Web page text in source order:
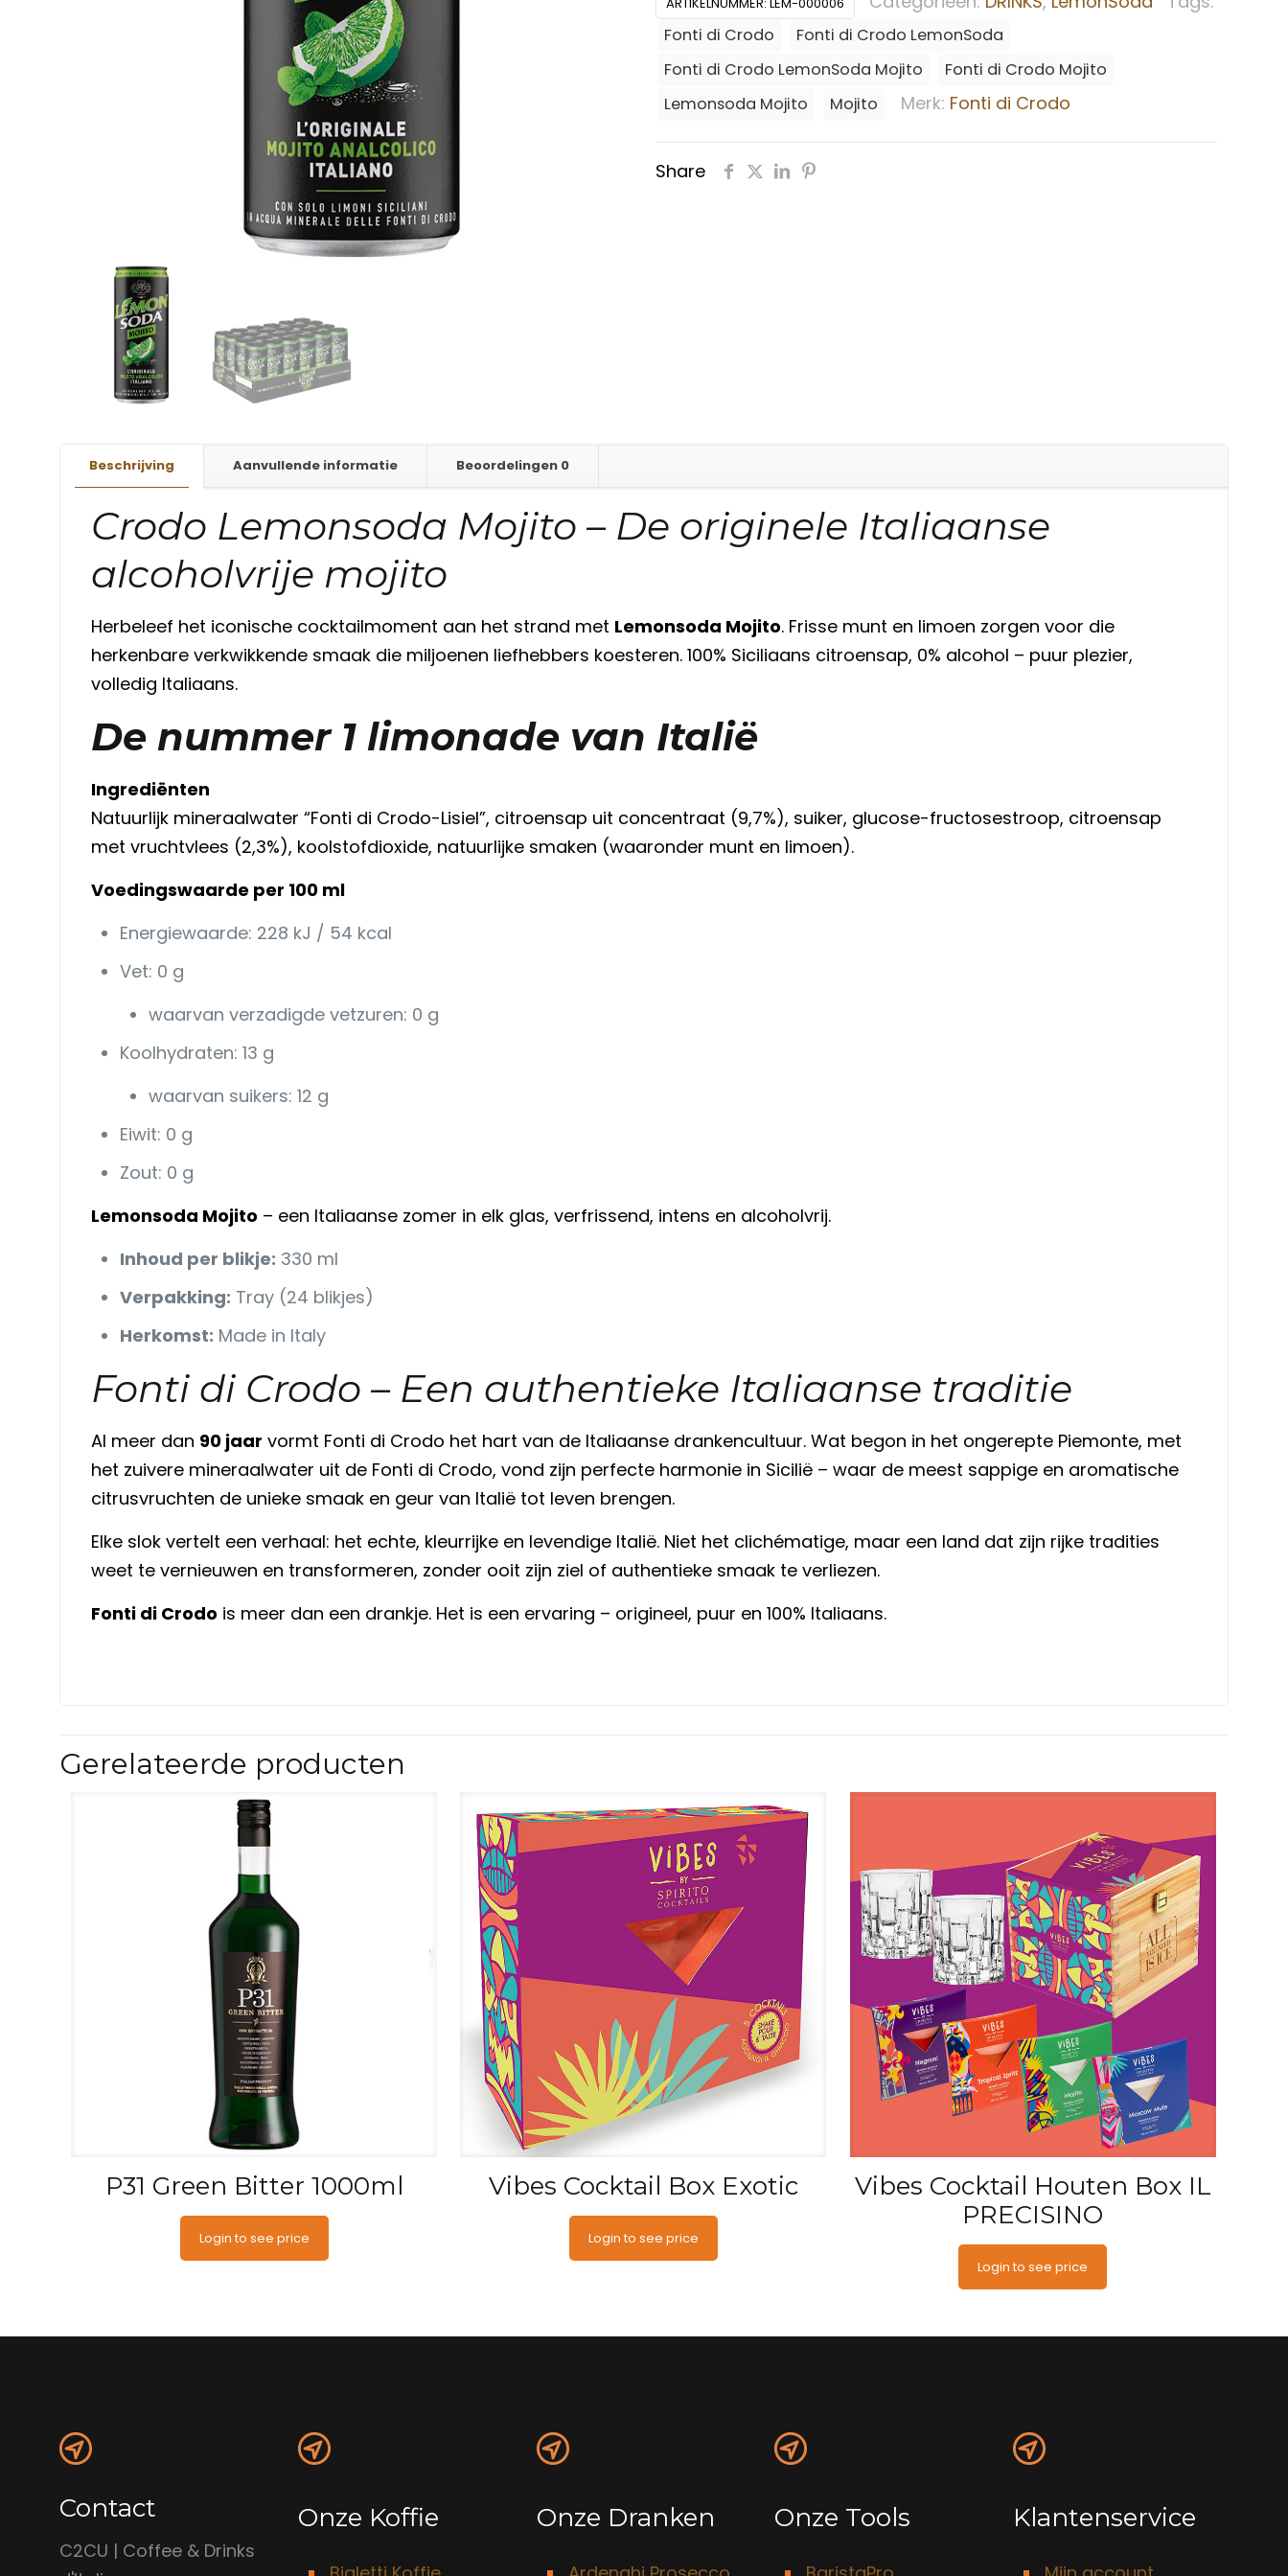
Fonti di Crodo
Fonti di Crodo LemonSoda
Fonti di Crodo LemonSoda Mojito
Fonti di Crodo Mojito
Lemonsoda Mojito
Mojito Merk: Fonti di Crodo
Share
Beschrijving Aanvullende informatie Beoordelingen 0
Crodo Lemonsoda Mojito – De originele Italiaanse
alcoholvrije mojito
Herbeleef het iconische cocktailmoment aan het strand met Lemonsoda Mojito. Frisse munt en limoen zorgen voor die
herkenbare verkwikkende smaak die miljoenen liefhebbers koesteren. 100% Siciliaans citroensap, 0% alcohol – puur plezier,
volledig Italiaans.
De nummer 1 limonade van Italië
Ingrediënten
Natuurlijk mineraalwater “Fonti di Crodo-Lisiel”, citroensap uit concentraat (9,7%), suiker, glucose-fructosestroop, citroensap
met vruchtvlees (2,3%), koolstofdioxide, natuurlijke smaken (waaronder munt en limoen).
Voedingswaarde per 100 ml
Energiewaarde: 228 kJ / 54 kcal
Vet: 0 g
waarvan verzadigde vetzuren: 0 g
Koolhydraten: 13 g
waarvan suikers: 12 g
Eiwit: 0 g
Zout: 0 g
Lemonsoda Mojito – een Italiaanse zomer in elk glas, verfrissend, intens en alcoholvrij.
Inhoud per blikje: 330 ml
Verpakking: Tray (24 blikjes)
Herkomst: Made in Italy
Fonti di Crodo – Een authentieke Italiaanse traditie
Al meer dan 90 jaar vormt Fonti di Crodo het hart van de Italiaanse drankencultuur. Wat begon in het ongerepte Piemonte, met
het zuivere mineraalwater uit de Fonti di Crodo, vond zijn perfecte harmonie in Sicilië – waar de meest sappige en aromatische
citrusvruchten de unieke smaak en geur van Italië tot leven brengen.
Elke slok vertelt een verhaal: het echte, kleurrijke en levendige Italië. Niet het clichématige, maar een land dat zijn rijke tradities
weet te vernieuwen en transformeren, zonder ooit zijn ziel of authentieke smaak te verliezen.
Fonti di Crodo is meer dan een drankje. Het is een ervaring – origineel, puur en 100% Italiaans.
Gerelateerde producten
P31 Green Bitter 1000ml
Login to see price
Vibes Cocktail Box Exotic
Login to see price
Vibes Cocktail Houten Box IL
PRECISINO
Login to see price
Contact
C2CU | Coffee & Drinks
Onze Koffie Onze Dranken Onze Tools Klantenservice